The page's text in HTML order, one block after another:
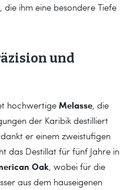
ihm eine besondere Tiefe
und
hochwertige Melasse , die
der Karibik destilliert
er einem zweistufigen
das Destillat für fünf Jahre in
Oak , wobei für die
aus dem hauseigenen